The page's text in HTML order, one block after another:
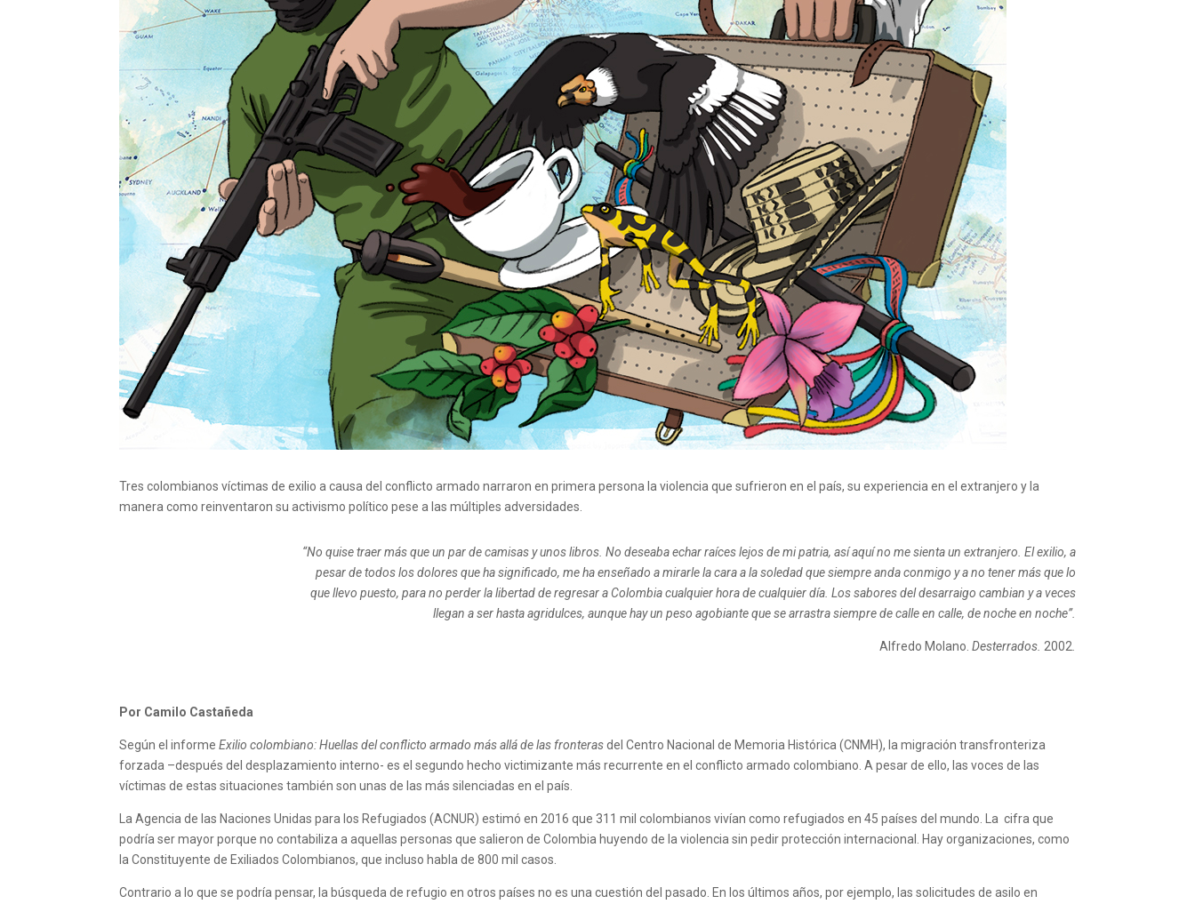
Tres colombianos víctimas de exilio a causa del conflicto armado narraron en primera persona la violencia que sufrieron en el país, su experiencia en el extranjero y la
manera como reinventaron su activismo político pese a las múltiples adversidades.
“No quise traer más que un par de camisas y unos libros. No deseaba echar raíces lejos de mi patria, así aquí no me sienta un extranjero. El exilio, a
pesar de todos los dolores que ha significado, me ha enseñado a mirarle la cara a la soledad que siempre anda conmigo y a no tener más que lo
que llevo puesto, para no perder la libertad de regresar a Colombia cualquier hora de cualquier día. Los sabores del desarraigo cambian y a veces
llegan a ser hasta agridulces, aunque hay un peso agobiante que se arrastra siempre de calle en calle, de noche en noche”.
Alfredo Molano. Desterrados. 2002
Por Camilo Castañeda
Según el informeExilio colombiano: Huellas del conflicto armado más allá de las fronterasdel Centro Nacional de Memoria Histórica (CNMH), la migración transfronteriza
forzada –después del desplazamiento interno- es el segundo hecho victimizante más recurrente en el conflicto armado colombiano. A pesar de ello, las voces de las
víctimas de estas situaciones también son unas de las más silenciadas en el país.
La Agencia de las Naciones Unidas para los Refugiados (ACNUR) estimó en 2016 que 311 mil colombianos vivían como refugiados en 45 países del mundo. La cifra que
podría ser mayor porque no contabiliza a aquellas personas que salieron de Colombia huyendo de la violencia sin pedir protección internacional. Hay organizaciones, como
la Constituyente de Exiliados Colombianos, que incluso habla de 800 mil casos.
Contrario a lo que se podría pensar, la búsqueda de refugio en otros países no es una cuestión del pasado. En los últimos años, por ejemplo, las solicitudes de asilo en